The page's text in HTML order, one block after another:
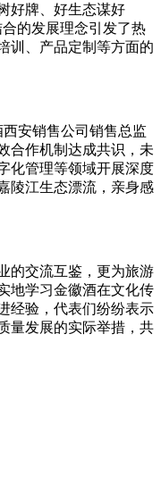
好牌、好生态谋好
的发展理念引发了热
训、产品定制等方面的
安销售公司销售总监
合作机制达成共识，未
化管理等领域开展深度
陵江生态漂流，亲身感
交流互鉴，更为旅游
地学习金徽酒在文化传
经验，代表们纷纷表示
量发展的实际举措，共